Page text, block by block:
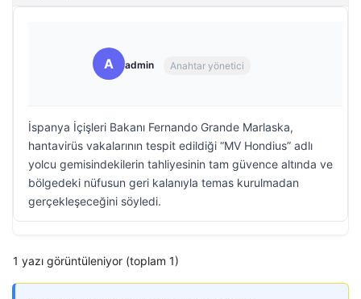
A admin Anahtar yönetici
İspanya İçişleri Bakanı Fernando Grande Marlaska,
hantavirüs vakalarının tespit edildiği “MV Hondius” adlı
yolcu gemisindekilerin tahliyesinin tam güvence altında ve
bölgedeki nüfusun geri kalanıyla temas kurulmadan
gerçekleşeceğini söyledi.
1 yazı görüntüleniyor (toplam 1)